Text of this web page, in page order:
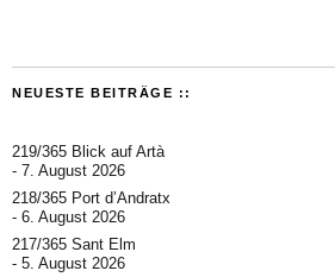
NEUESTE BEITRÄGE ::
219/365 Blick auf Artà
7. August 2026
218/365 Port d’Andratx
6. August 2026
217/365 Sant Elm
5. August 2026